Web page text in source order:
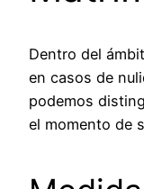
Dentro del
en casos de
podemos
el momento de